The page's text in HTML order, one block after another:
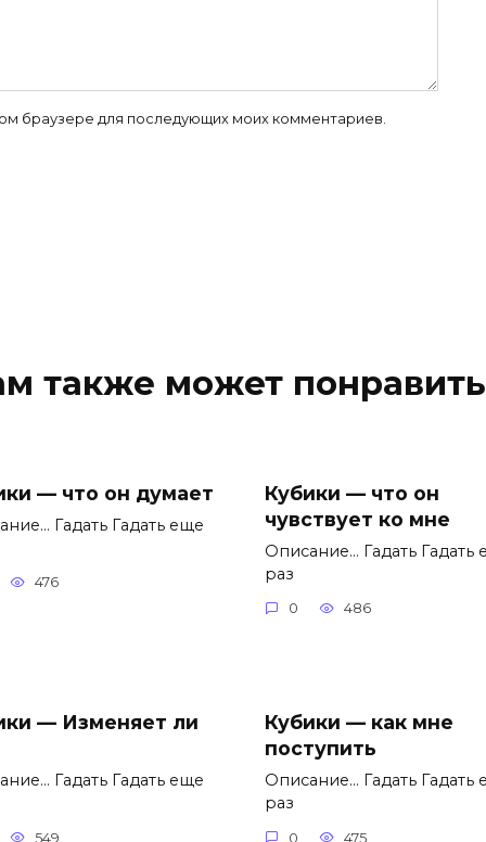
браузере для последующих моих комментариев.
также может
— что он думает
Гадать Гадать еще
476
Кубики — что он
чувствует ко мне
Описание… Гадать Гадать
раз
0 486
— Изменяет ли
Гадать Гадать еще
549
Кубики — как мне
поступить
Описание… Гадать Гадать
раз
0 475